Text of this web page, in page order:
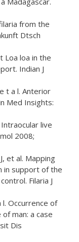
from the
Dtsch
Loa loa in the
Indian J
t a l. Anterior
Med Insights:
live
2008;
et al. Mapping
in support of the
Filaria J
l. Occurrence of
man: a case
Dis